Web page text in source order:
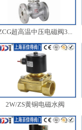
超高温中压电磁阀3...
2W/ZS黄铜电磁水阀